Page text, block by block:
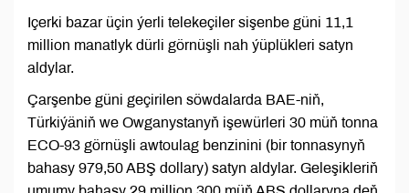
Içerki bazar üçin ýerli telekeçiler sişenbe güni 11,1
million manatlyk dürli görnüşli nah ýüplükleri satyn
aldylar.
Çarşenbe güni geçirilen söwdalarda BAE-niň,
Türkiýäniň we Owganystanyň işewürleri 30 müň tonna
ECO-93 görnüşli awtoulag benzinini (bir tonnasynyň
bahasy 979,50 ABŞ dollary) satyn aldylar. Geleşikleriň